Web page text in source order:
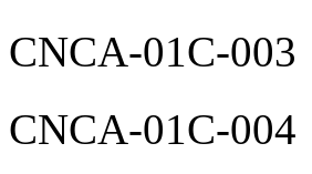
CNCA-01C-
CNCA-01C-